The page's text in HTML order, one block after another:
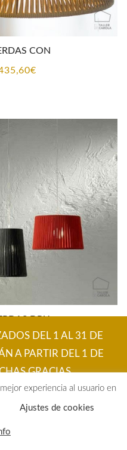
DEL 1 AL 31 DE
A PARTIR DEL 1 DE
GRACIAS
CON
€Rango
desde
435,60€
DRU
€Rango
de
precios:
desde
206,90€
experiencia al usuario en
Ajustes de cookies